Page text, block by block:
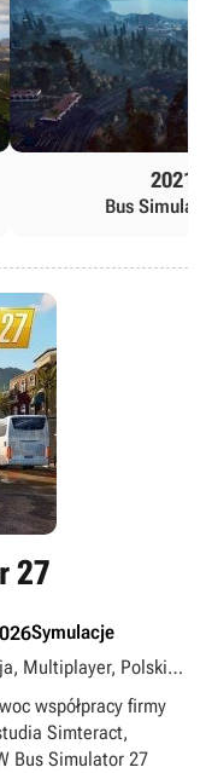
2021
Bus
27
Symulacje
Multiplayer, Polskie,
współpracy firmy
Simteract,
Bus Simulator 27